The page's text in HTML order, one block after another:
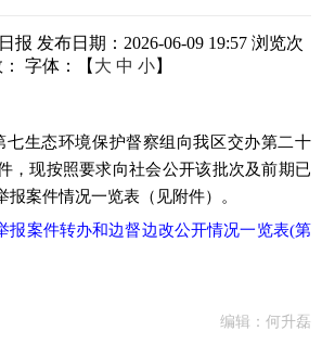
报 发布日期：2026-06-09 19:57 浏览次
字体：【 大 中 小】
七生态环境保护督察组向我区交办第二十
，现按照要求向社会公开该批次及前期已
报案件情况一览表（见附件）。
报案件转办和边督边改公开情况一览表(第
编辑：何升磊